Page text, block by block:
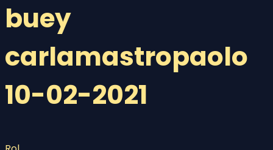
buey
carlamastropaolo
10-02-2021